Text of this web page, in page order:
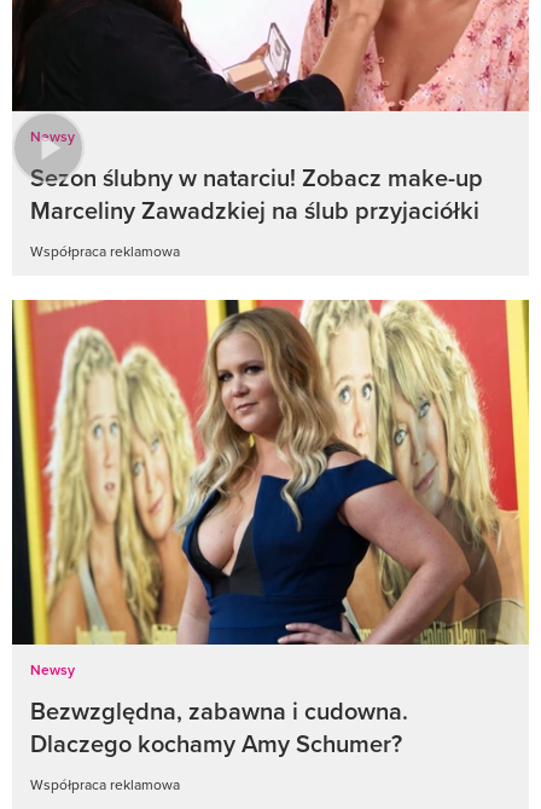
Newsy
Sezon ślubny w natarciu! Zobacz make-up
Marceliny Zawadzkiej na ślub przyjaciółki
Współpraca reklamowa
Newsy
Bezwzględna, zabawna i cudowna.
Dlaczego kochamy Amy Schumer?
Współpraca reklamowa